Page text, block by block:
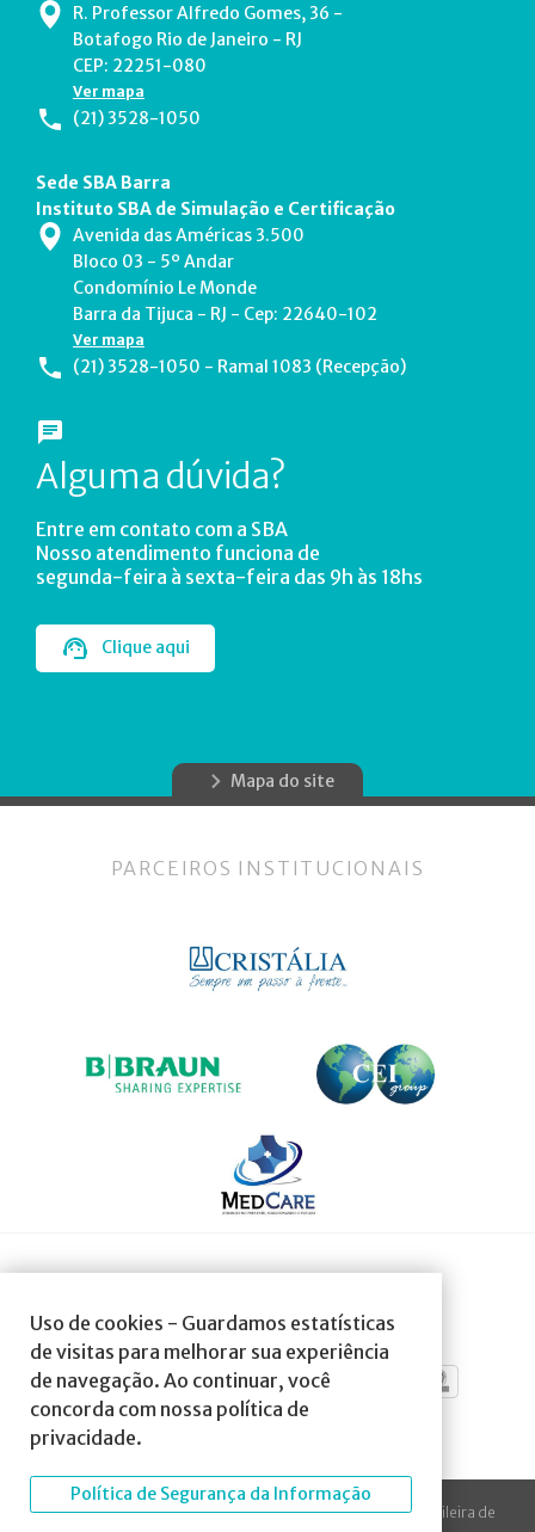
Uso de cookies - Guardamos estatísticas
de visitas para melhorar sua experiência
de navegação. Ao continuar, você
concorda com nossa política de
privacidade.
Política de Segurança da Informação
R. Professor Alfredo Gomes, 36 -
Botafogo Rio de Janeiro - RJ
CEP: 22251-080
Ver mapa
(21) 3528-1050
Sede SBA Barra
Instituto SBA de Simulação e Certificação
Avenida das Américas 3.500
Bloco 03 - 5º Andar
Condomínio Le Monde
Barra da Tijuca - RJ - Cep: 22640-102
Ver mapa
(21) 3528-1050 - Ramal 1083 (Recepção)
Alguma dúvida?
Entre em contato com a SBA
Nosso atendimento funciona de
segunda-feira à sexta-feira das 9h às 18hs
Clique aqui
Mapa do site
PARCEIROS INSTITUCIONAIS
© 2023 Todos os direitos reservados à SBA Sociedade Brasileira de